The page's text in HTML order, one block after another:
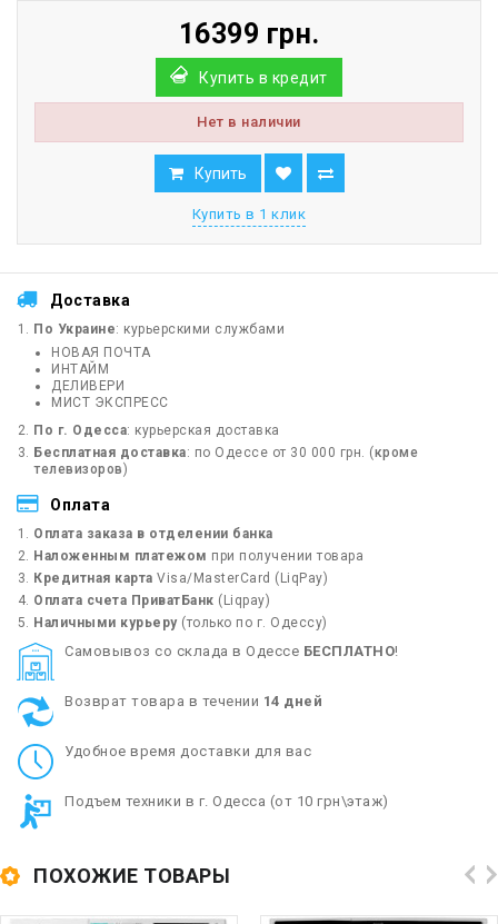
16399 грн.
Купить в кредит
Нет в наличии
Купить
Купить в 1 клик
Доставка
По Украине: курьерскими службами
НОВАЯ ПОЧТА
ИНТАЙМ
ДЕЛИВЕРИ
МИСТ ЭКСПРЕСС
По г. Одесса: курьерская доставка
Бесплатная доставка: по Одессе от 30 000 грн. (кроме
телевизоров)
Оплата
Оплата заказа в отделении банка
Наложенным платежом при получении товара
Кредитная карта Visa/MasterCard (LiqPay)
Оплата счета ПриватБанк (Liqpay)
Наличными курьеру(только по г. Одессу)
Cамовывоз со склада в Одессе БЕСПЛАТНО!
Возврат товара в течении 14 дней
Удобное время доставки для вас
Подъем техники в г. Одесса (от 10 грн\этаж)
ПОХОЖИЕ ТОВАРЫ